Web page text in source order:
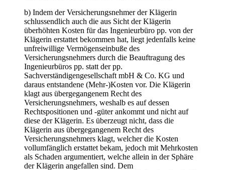
b) Indem der Versicherungsnehmer der Klägerin
schlussendlich auch die aus Sicht der Klägerin
überhöhten Kosten für das Ingenieurbüro pp. von der
Klägerin erstattet bekommen hat, liegt jedenfalls keine
unfreiwillige Vermögenseinbuße des
Versicherungsnehmers durch die Beauftragung des
Ingenieurbüros pp. statt der pp.
Sachverständigengesellschaft mbH & Co. KG und
daraus entstandene (Mehr-)Kosten vor. Die Klägerin
klagt aus übergegangenem Recht des
Versicherungsnehmers, weshalb es auf dessen
Rechtspositionen und -güter ankommt und nicht auf
diese der Klägerin. Es überzeugt nicht, dass die
Klägerin aus übergegangenem Recht des
Versicherungsnehmers klagt, welcher die Kosten
vollumfänglich erstattet bekam, jedoch mit Mehrkosten
als Schaden argumentiert, welche allein in der Sphäre
der Klägerin angefallen sind. Dem